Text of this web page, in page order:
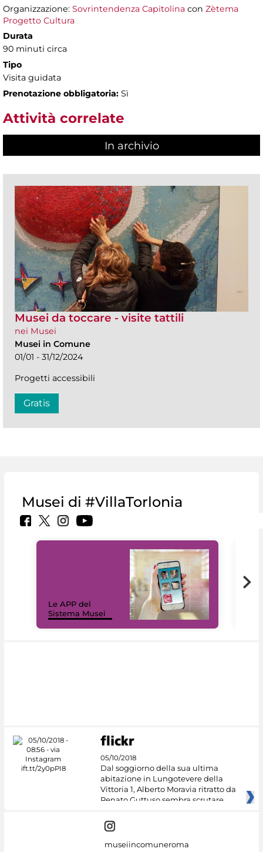
Organizzazione: Sovrintendenza Capitolina con Zètema
Progetto Cultura
Durata
90 minuti circa
Tipo
Visita guidata
Prenotazione obbligatoria: Sì
Attività correlate
In archivio
Musei da toccare - visite tattili
nei Musei
Musei in Comune
01/01 - 31/12/2024
Progetti accessibili
Gratis
Musei di #VillaTorlonia
Le APP del
Sistema Musei
05/10/2018
Dal soggiorno della sua ultima
abitazione in Lungotevere della
Vittoria 1, Alberto Moravia ritratto da
Renato Guttuso sembra scrutare
museiincomuneroma